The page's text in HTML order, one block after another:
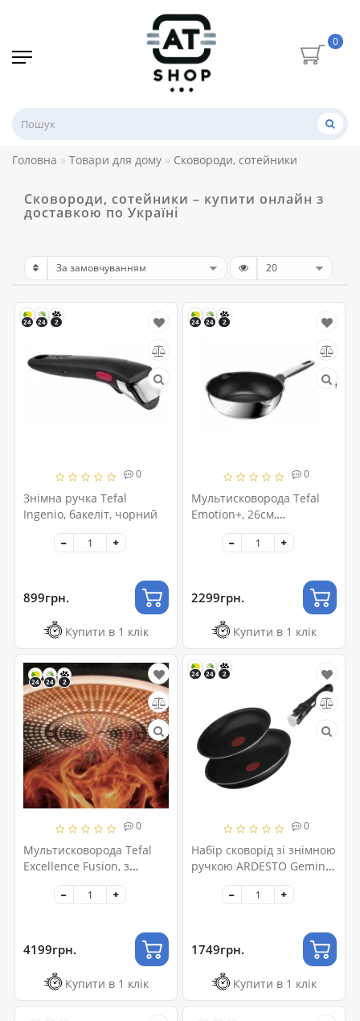
0
Головна Товари для дому Сковороди, сотейники
Сковороди, сотейники – купити онлайн з
доставкою по Україні
24 24 2
0
Знімна ручка Tefal
Ingenio, бакеліт, чорний
899грн.
Купити в 1 клік
24 24 2
0
Мультисковорода Tefal
Emotion+, 26см,
нержавіюча сталь,
бакеліт, чорний
2299грн.
Купити в 1 клік
24 24 2
0
Мультисковорода Tefal
Excellence Fusion, з
кришкою, 24см, алюміній,
скло, нержавіюча сталь,
4199грн.
Купити в 1 клік
24 24 2
0
Набір сковорід зі знімною
ручкою ARDESTO Gemini,
24,28см, 3 предмети,
алюміній
1749грн.
Купити в 1 клік